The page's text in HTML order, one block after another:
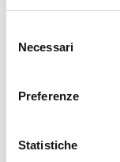
delNecessari
Preferenze
Statistiche